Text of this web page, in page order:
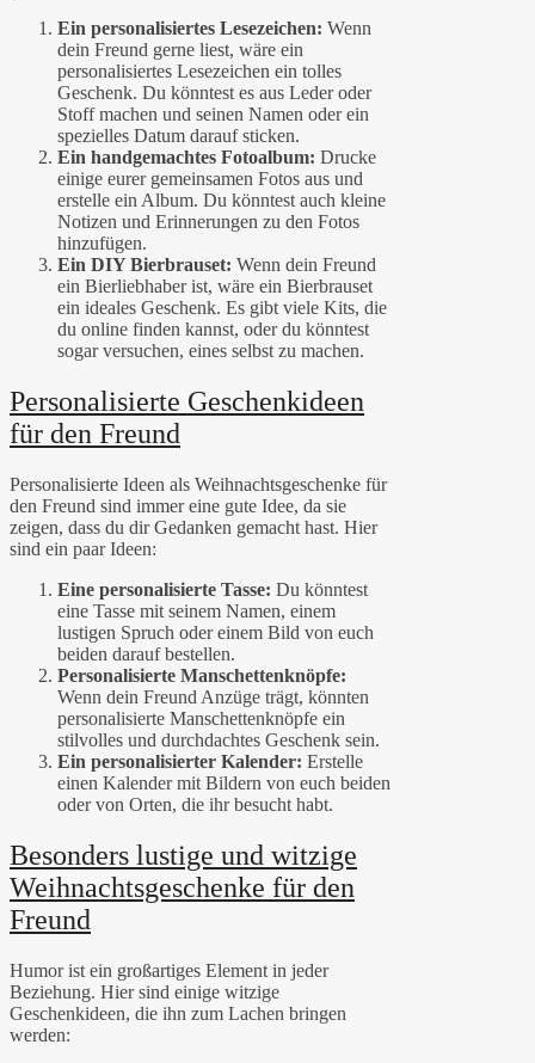
Ein personalisiertes Lesezeichen: Wenn
dein Freund gerne liest, wäre ein
personalisiertes Lesezeichen ein tolles
Geschenk. Du könntest es aus Leder oder
Stoff machen und seinen Namen oder ein
spezielles Datum darauf sticken.
Ein handgemachtes Fotoalbum: Drucke
einige eurer gemeinsamen Fotos aus und
erstelle ein Album. Du könntest auch kleine
Notizen und Erinnerungen zu den Fotos
hinzufügen.
Ein DIY Bierbrauset: Wenn dein Freund
ein Bierliebhaber ist, wäre ein Bierbrauset
ein ideales Geschenk. Es gibt viele Kits, die
du online finden kannst, oder du könntest
sogar versuchen, eines selbst zu machen.
Personalisierte Geschenkideen
für den Freund
Personalisierte Ideen als Weihnachtsgeschenke für
den Freund sind immer eine gute Idee, da sie
zeigen, dass du dir Gedanken gemacht hast. Hier
sind ein paar Ideen:
Eine personalisierte Tasse: Du könntest
eine Tasse mit seinem Namen, einem
lustigen Spruch oder einem Bild von euch
beiden darauf bestellen.
Personalisierte Manschettenknöpfe:
Wenn dein Freund Anzüge trägt, könnten
personalisierte Manschettenknöpfe ein
stilvolles und durchdachtes Geschenk sein.
Ein personalisierter Kalender: Erstelle
einen Kalender mit Bildern von euch beiden
oder von Orten, die ihr besucht habt.
Besonders lustige und witzige
Weihnachtsgeschenke für den
Freund
Humor ist ein großartiges Element in jeder
Beziehung. Hier sind einige witzige
Geschenkideen, die ihn zum Lachen bringen
werden: